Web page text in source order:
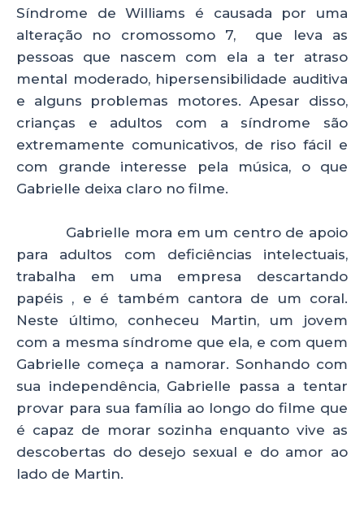
Síndrome de Williams é causada por uma
alteração no cromossomo 7, que leva as
pessoas que nascem com ela a ter atraso
mental moderado, hipersensibilidade auditiva
e alguns problemas motores. Apesar disso,
crianças e adultos com a síndrome são
extremamente comunicativos, de riso fácil e
com grande interesse pela música, o que
Gabrielle deixa claro no filme.
Gabrielle mora em um centro de apoio
para adultos com deficiências intelectuais,
trabalha em uma empresa descartando
papéis , e é também cantora de um coral.
Neste último, conheceu Martin, um jovem
com a mesma síndrome que ela, e com quem
Gabrielle começa a namorar. Sonhando com
sua independência, Gabrielle passa a tentar
provar para sua família ao longo do filme que
é capaz de morar sozinha enquanto vive as
descobertas do desejo sexual e do amor ao
lado de Martin.